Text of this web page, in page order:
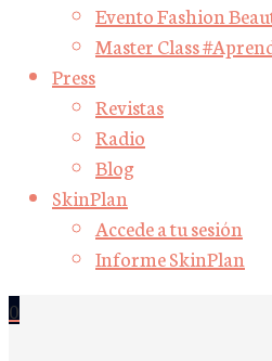
Evento Fashion
Master Class
Press
Revistas
Radio
Blog
SkinPlan
Accede a tu sesión
Informe SkinPlan
0